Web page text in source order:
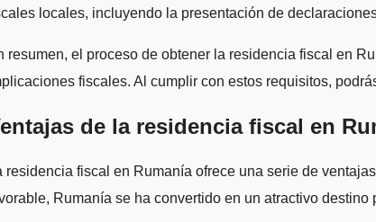
locales, incluyendo la presentación de
resumen, el proceso de obtener la residencia fiscal en
fiscales. Al cumplir con estos requisitos,
de la residencia fiscal en
residencia fiscal en Rumanía ofrece una serie de
Rumanía se ha convertido en un atractivo